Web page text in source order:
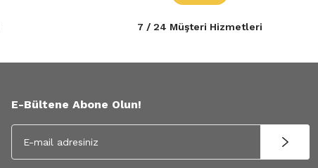
7 / 24 Müşteri Hizmetleri
E-Bültene Abone Olun!